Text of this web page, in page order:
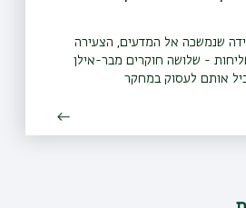
שנמשכה אל המדעים, הצעירה
- שלושה חוקרים מבר-אילן
אותם לעסוק במחקר